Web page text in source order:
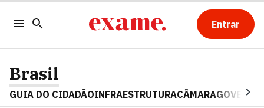
Entrar
Brasil
GUIA DO CIDADÃOINFRAESTRUTURACÂMARAGOVERNO